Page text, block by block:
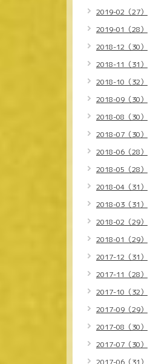
2019-02（27）
2019-01（28）
2018-12（30）
2018-11（31）
2018-10（32）
2018-09（30）
2018-08（30）
2018-07（30）
2018-06（28）
2018-05（28）
2018-04（31）
2018-03（31）
2018-02（29）
2018-01（29）
2017-12（31）
2017-11（28）
2017-10（32）
2017-09（29）
2017-08（30）
2017-07（30）
2017-06（31）